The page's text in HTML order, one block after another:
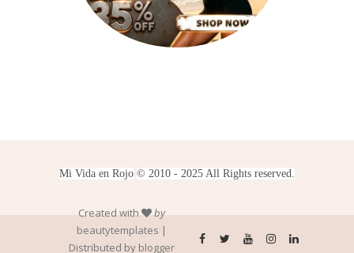
Mi Vida en Rojo © 2010 - 2025 All Rights reserved.
Created with
by
beautytemplates |
Distributed by blogger